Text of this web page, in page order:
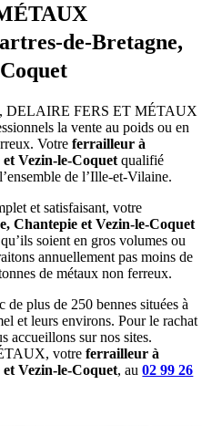
de-Bretagne,
DELAIRE FERS ET MÉTAUX
la vente au poids ou en
Votreferrailleur à
Vezin-le-Coquet qualifié
de l’Ille-et-Vilaine.
et satisfaisant, votre
Chantepie et Vezin-le-Coquet
soient en gros volumes ou
annuellement pas moins de
de métaux non ferreux.
de plus de 250 bennes situées à
et leurs environs. Pour le rachat
accueillons sur nos sites.
votreferrailleur à
Vezin-le-Coquet, au02 99 26